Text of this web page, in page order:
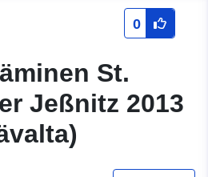
0
St.
Jeßnitz 2013